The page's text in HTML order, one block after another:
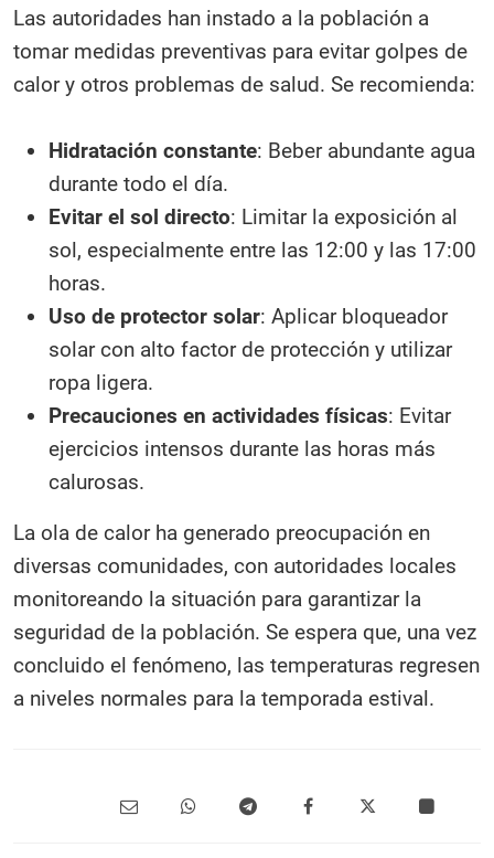
Las autoridades han instado a la población a
tomar medidas preventivas para evitar golpes de
calor y otros problemas de salud. Se recomienda:
Hidratación constante: Beber abundante agua
durante todo el día.
Evitar el sol directo: Limitar la exposición al
sol, especialmente entre las 12:00 y las 17:00
horas.
Uso de protector solar: Aplicar bloqueador
solar con alto factor de protección y utilizar
ropa ligera.
Precauciones en actividades físicas: Evitar
ejercicios intensos durante las horas más
calurosas.
La ola de calor ha generado preocupación en
diversas comunidades, con autoridades locales
monitoreando la situación para garantizar la
seguridad de la población. Se espera que, una vez
concluido el fenómeno, las temperaturas regresen
a niveles normales para la temporada estival.